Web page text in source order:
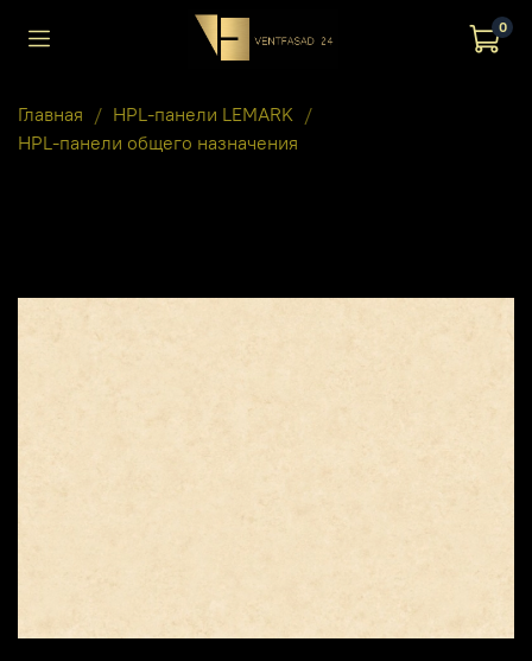
0
Главная
HPL-панели LEMARK
HPL-панели общего назначения